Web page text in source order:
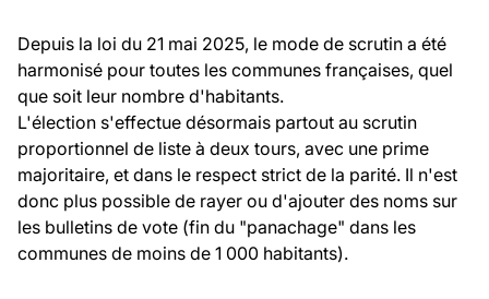
Depuis la loi du 21 mai 2025, le mode de scrutin a été
harmonisé pour toutes les communes françaises, quel
que soit leur nombre d'habitants.
L'élection s'effectue désormais partout au scrutin
proportionnel de liste à deux tours, avec une prime
majoritaire, et dans le respect strict de la parité. Il n'est
donc plus possible de rayer ou d'ajouter des noms sur
les bulletins de vote (fin du "panachage" dans les
communes de moins de 1 000 habitants).